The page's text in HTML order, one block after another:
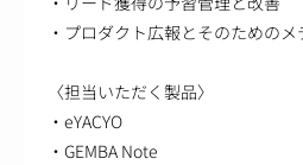
・プロダクト広報とそのための
〈担当いただく製品〉
・eYACYO
・GEMBA Note